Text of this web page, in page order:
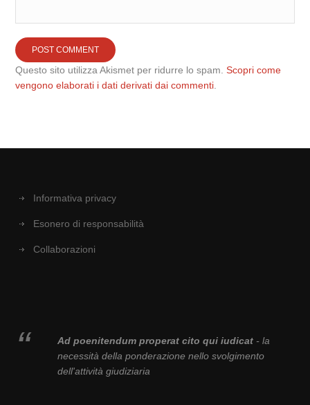
Questo sito utilizza Akismet per ridurre lo spam.Scopri come
vengono elaborati i dati derivati dai commenti
Informativa privacy
Esonero di responsabilità
Collaborazioni
Ad poenitendum properat cito qui iudicat- la
necessità della ponderazione nello svolgimento
dell'attività giudiziaria